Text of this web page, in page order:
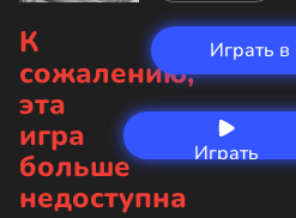
Играть
К
сожалению,
эта
игра
больше
недоступна
Играть